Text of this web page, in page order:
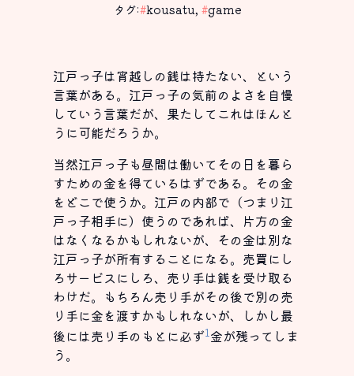
タグ:#kousatu, #game
江戸っ子は宵越しの銭は持たない、という
言葉がある。江戸っ子の気前のよさを自慢
していう言葉だが、果たしてこれはほんと
うに可能だろうか。
当然江戸っ子も昼間は働いてその日を暮ら
すための金を得ているはずである。その金
をどこで使うか。江戸の内部で（つまり江
戸っ子相手に）使うのであれば、片方の金
はなくなるかもしれないが、その金は別な
江戸っ子が所有することになる。売買にし
ろサービスにしろ、売り手は銭を受け取る
わけだ。もちろん売り手がその後で別の売
り手に金を渡すかもしれないが、しかし最
後には売り手のもとに必ず1金が残ってしま
う。